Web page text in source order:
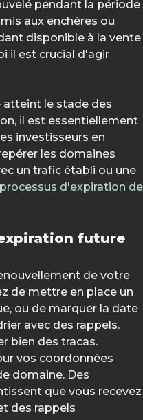
pendant la période
aux enchères ou
disponible à la vente
il est crucial d'agir
atteint le stade des
il est essentiellement
investisseurs en
les domaines
un trafic établi ou une
processus d'expiration de
future
de votre
de mettre en place un
ou de marquer la date
avec des rappels.
bien des tracas.
vos coordonnées
domaine. Des
que vous recevez
des rappels